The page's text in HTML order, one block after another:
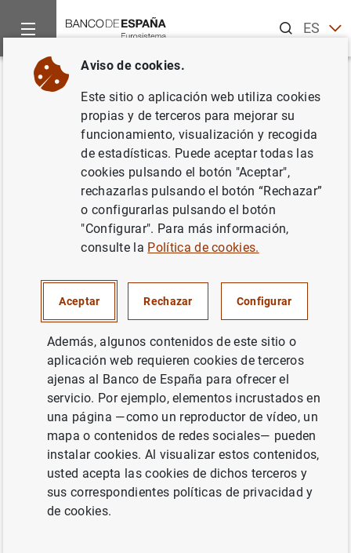
ESEN
Inicio Publicaciones
Volver
Cambios en la composición del
empleo y actividad laboral
femenina
MERCADO DE TRABAJO
SALARIOS SALUD EDUCACIÓN Y BIENESTAR
CRECIMIENTO ECONÓMICO Y CONVERGENCIA
Documento completo
Aviso de cookies.
Este sitio o aplicación web utiliza cookies
propias y de terceros para mejorar su
funcionamiento, visualización y recogida
de estadísticas. Puede aceptar todas las
cookies pulsando el botón "Aceptar",
rechazarlas pulsando el botón “Rechazar”
o configurarlas pulsando el botón
"Configurar". Para más información,
consulte la Política de cookies.
Aceptar Rechazar Configurar
Además, algunos contenidos de este sitio o
aplicación web requieren cookies de terceros
ajenas al Banco de España para ofrecer el
servicio. Por ejemplo, elementos incrustados en
una página —como un reproductor de vídeo, un
mapa o contenidos de redes sociales— pueden
instalar cookies. Al visualizar estos contenidos,
usted acepta las cookies de dichos terceros y
sus correspondientes políticas de privacidad y
de cookies.